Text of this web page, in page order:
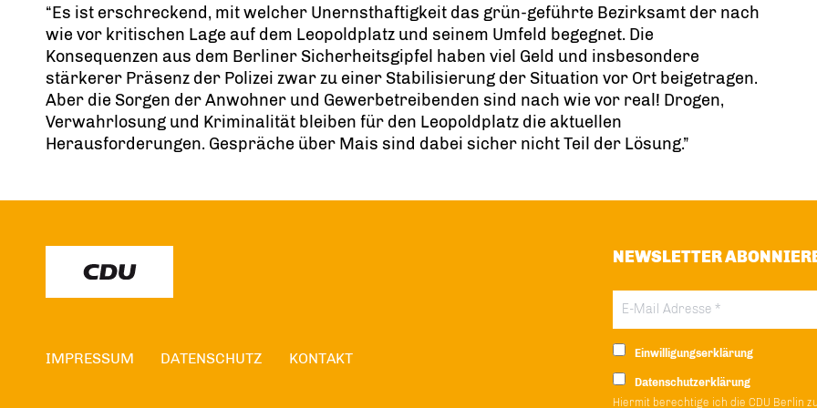
“Es ist erschreckend, mit welcher Unernsthaftigkeit das grün-geführte Bezirksamt der nach
wie vor kritischen Lage auf dem Leopoldplatz und seinem Umfeld begegnet. Die
Konsequenzen aus dem Berliner Sicherheitsgipfel haben viel Geld und insbesondere
stärkerer Präsenz der Polizei zwar zu einer Stabilisierung der Situation vor Ort beigetragen.
Aber die Sorgen der Anwohner und Gewerbetreibenden sind nach wie vor real! Drogen,
Verwahrlosung und Kriminalität bleiben für den Leopoldplatz die aktuellen
Herausforderungen. Gespräche über Mais sind dabei sicher nicht Teil der Lösung.”
IMPRESSUM DATENSCHUTZ KONTAKT
NEWSLETTER
Einwilligungserklärung
Datenschutzerklärung
Hiermit berechtige ich die CDU Berlin